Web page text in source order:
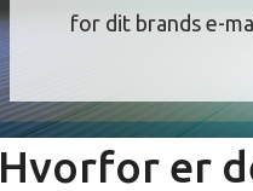
for dit brands e-
Hvorfor er